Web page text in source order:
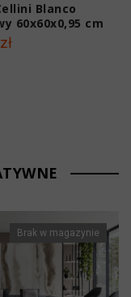
Blanco
60x60x0,95 cm
Brak w magazynie